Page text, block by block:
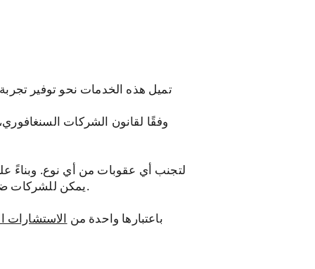
تميل هذه الخدمات نحو توفير
وفقًا لقانون الشركات
يمكن للشركات ضمان راحة البال والشفافية لنفسها بالإضافة إلى تقديم سجل أداء مثير للإعجاب للمستثمرين المستقبليين.
باعتبارها واحدة من الاستشارات